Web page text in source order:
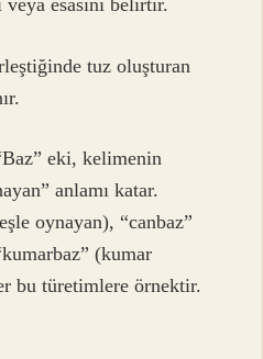
esasını belirtir.
tuz oluşturan
eki, kelimenin
anlamı katar.
oynayan), “canbaz”
(kumar
bu türetimlere örnektir.